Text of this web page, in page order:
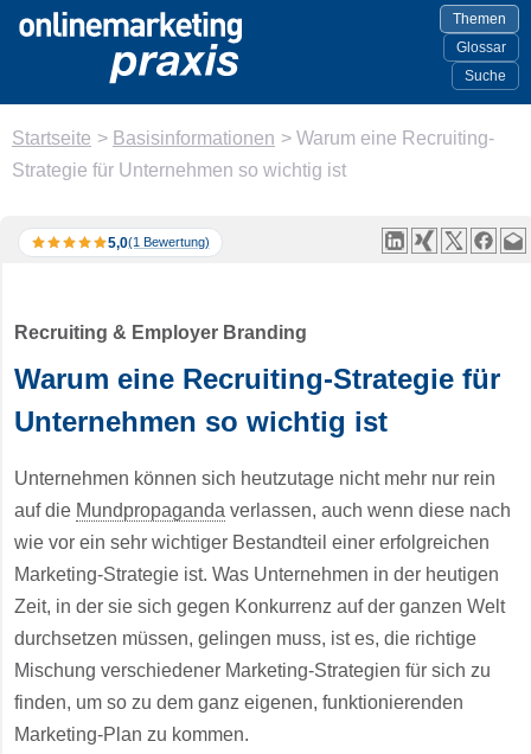
Themen
Glossar
Suche
Startseite > Basisinformationen > Warum eine Recruiting-
Strategie für Unternehmen so wichtig ist
5,0(1 Bewertung)
Recruiting & Employer Branding
Warum eine Recruiting-Strategie für
Unternehmen so wichtig ist
Unternehmen können sich heutzutage nicht mehr nur rein
auf die Mundpropaganda verlassen, auch wenn diese nach
wie vor ein sehr wichtiger Bestandteil einer erfolgreichen
Marketing-Strategie ist. Was Unternehmen in der heutigen
Zeit, in der sie sich gegen Konkurrenz auf der ganzen Welt
durchsetzen müssen, gelingen muss, ist es, die richtige
Mischung verschiedener Marketing-Strategien für sich zu
finden, um so zu dem ganz eigenen, funktionierenden
Marketing-Plan zu kommen.